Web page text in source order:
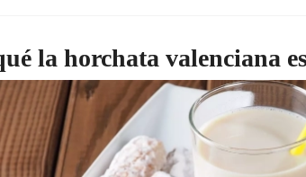
la horchata valenciana